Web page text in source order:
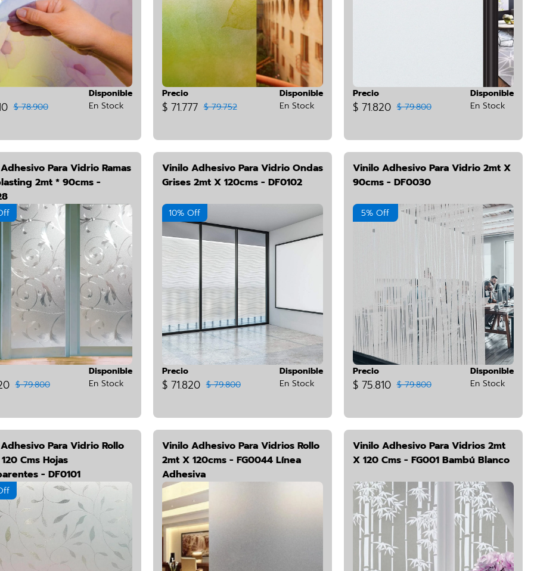
$ 78.900
Disponible
En Stock
Precio
$ 71.777 $ 79.752
Disponible
En Stock
Precio
$ 71.820 $ 79.800
Disponible
En Stock
Para Vidrio Ramas
2mt * 90cms -
$ 79.800
Disponible
En Stock
Vinilo Adhesivo Para Vidrio Ondas
Grises 2mt X 120cms - DF0102
10% Off
Precio
$ 71.820 $ 79.800
Disponible
En Stock
Vinilo Adhesivo Para Vidrio 2mt X
90cms - DF0030
5% Off
Precio
$ 75.810 $ 79.800
Disponible
En Stock
Para Vidrio Rollo
Cms Hojas
- DF0101
Vinilo Adhesivo Para Vidrios Rollo
2mt X 120cms - FG0044 Línea
Adhesiva
Vinilo Adhesivo Para Vidrios 2mt
X 120 Cms - FG001 Bambú Blanco